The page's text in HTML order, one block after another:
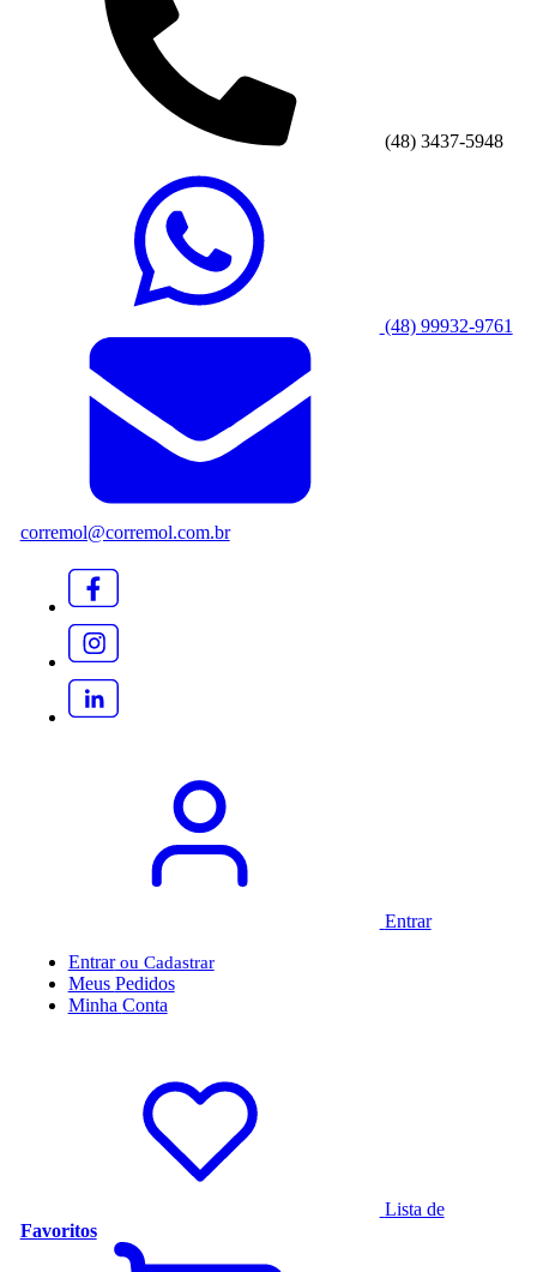
(48) 3437-5948
(48) 99932-9761
corremol@corremol.com.br
Entrar
Entrar
Meus Pedidos
Minha Conta
Lista de
Favoritos